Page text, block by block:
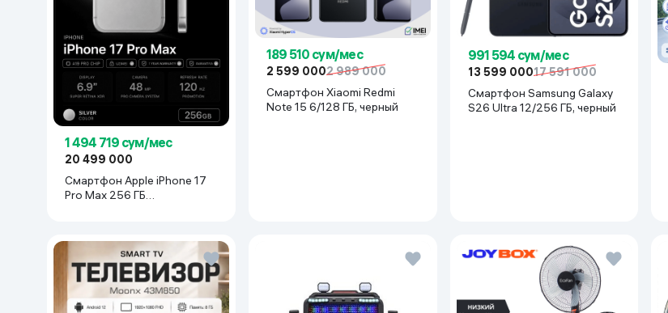
1 494 719 сум/мес
20 499 000
Смартфон Apple iPhone 17
Pro Max 256 ГБ
189 510 сум/мес
2 599 0002 989 000
Смартфон Xiaomi Redmi
Note 15 6/128 ГБ, черный
991 594 сум/мес
13 599 00017 591 000
Смартфон Samsung Galaxy
S26 Ultra 12/256 ГБ, черный